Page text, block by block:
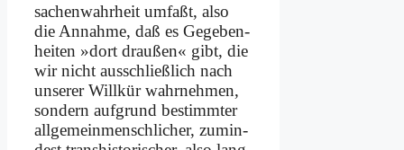
sa­chen­wahr­heit um­faßt, al­so
die An­nah­me, daß es Ge­ge­ben­
hei­ten »dort drau­ßen« gibt, die
wir nicht aus­schließ­lich nach
un­se­rer Will­kür wahr­neh­men,
son­dern auf­grund be­stimm­ter
all­ge­mein­mensch­li­cher, zu­min­